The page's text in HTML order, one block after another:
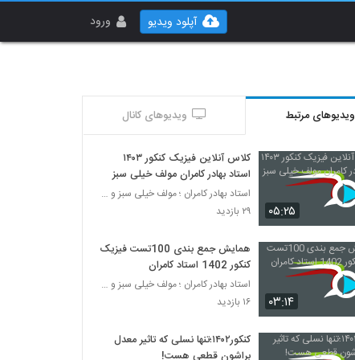
ورود آپلود ویدیو
ویدیوهای مرتبط ویدیوهای کانال
۰۵:۲۵
کلاس آنلاین فیزیک کنکور ۱۴۰۳
استاد بهادر کامران مولف خیلی سبز
استاد بهادر کامران ؛ مولف خیلی سبز و طراح قلم چی
۲۹ بازدید
۰۳:۱۴
همایش جمع بندی 100تست فیزیک
کنکور 1402 استاد کامران
استاد بهادر کامران ؛ مولف خیلی سبز و طراح قلم چی
۱۶ بازدید
کنکور۱۴۰۲؛تنها نسلی که تاثیر معدل
براشون قطعی هست!